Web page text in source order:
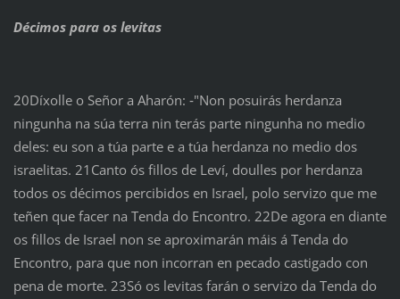
Décimos para os levitas
20Díxolle o Señor a Aharón: ‑"Non posuirás herdanza
ningunha na súa terra nin terás parte ningunha no medio
deles: eu son a túa parte e a túa herdanza no medio dos
israelitas. 21Canto ós fillos de Leví, doulles por herdanza
todos os décimos percibidos en Israel, polo servizo que me
teñen que facer na Tenda do Encontro. 22De agora en diante
os fillos de Israel non se aproximarán máis á Tenda do
Encontro, para que non incorran en pecado castigado con
pena de morte. 23Só os levitas farán o servizo da Tenda do